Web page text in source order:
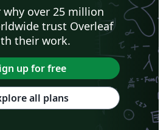
why over 25 million
trust Overleaf
their work.
up for free
all plans